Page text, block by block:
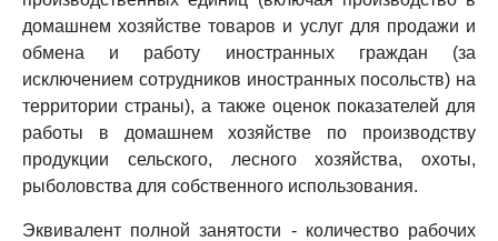
домашнем хозяйстве товаров и услуг для продажи и
обмена и работу иностранных граждан (за
исключением сотрудников иностранных посольств) на
территории страны), а также оценок показателей для
работы в домашнем хозяйстве по производству
продукции сельского, лесного хозяйства, охоты,
рыболовства для собственного использования.
Эквивалент полной занятости - количество рабочих